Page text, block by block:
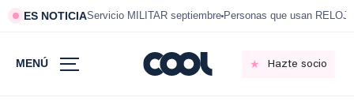
ES NOTICIAServicio MILITAR septiembre Personas que usan RELOJ
MENÚ Hazte socio